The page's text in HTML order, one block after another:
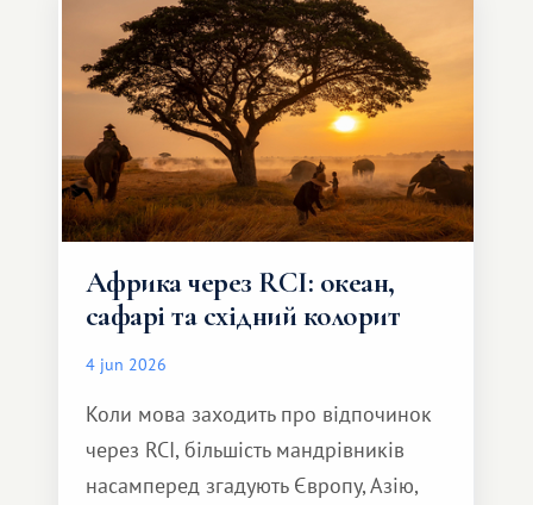
але тепле і незабутнє :)
Африка через RCI: океан,
сафарі та східний колорит
4 jun 2026
Коли мова заходить про відпочинок
через RCI, більшість мандрівників
насамперед згадують Європу, Азію,